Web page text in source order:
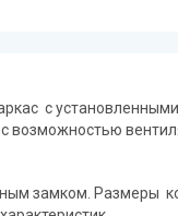
с
возможностью
замком. Размеры